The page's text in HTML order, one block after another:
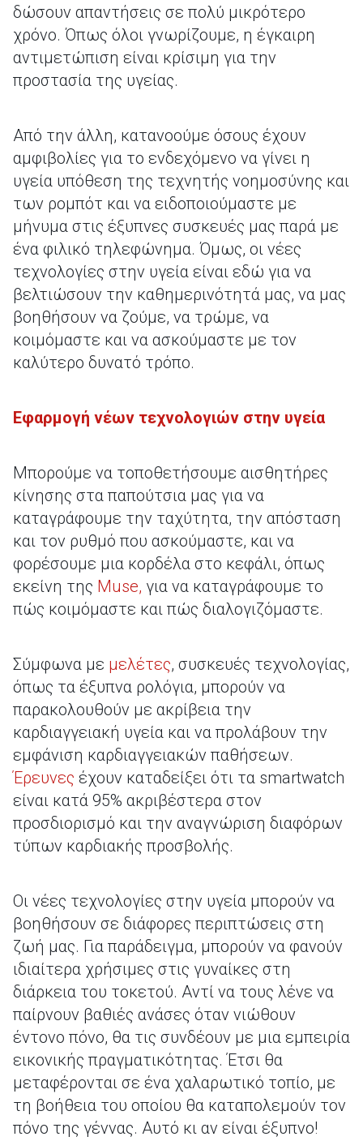
δώσουν απαντήσεις σε πολύ μικρότερο
χρόνο. Όπως όλοι γνωρίζουμε, η έγκαιρη
αντιμετώπιση είναι κρίσιμη για την
προστασία της υγείας.
Από την άλλη, κατανοούμε όσους έχουν
αμφιβολίες για το ενδεχόμενο να γίνει η
υγεία υπόθεση της τεχνητής νοημοσύνης και
των ρομπότ και να ειδοποιούμαστε με
μήνυμα στις έξυπνες συσκευές μας παρά με
ένα φιλικό τηλεφώνημα. Όμως, οι νέες
τεχνολογίες στην υγεία είναι εδώ για να
βελτιώσουν την καθημερινότητά μας, να μας
βοηθήσουν να ζούμε, να τρώμε, να
κοιμόμαστε και να ασκούμαστε με τον
καλύτερο δυνατό τρόπο.
Εφαρμογή νέων τεχνολογιών στην υγεία
Μπορούμε να τοποθετήσουμε αισθητήρες
κίνησης στα παπούτσια μας για να
καταγράφουμε την ταχύτητα, την απόσταση
και τον ρυθμό που ασκούμαστε, και να
φορέσουμε μια κορδέλα στο κεφάλι, όπως
εκείνη της Muse, για να καταγράφουμε το
πώς κοιμόμαστε και πώς διαλογιζόμαστε.
Σύμφωνα με μελέτες, συσκευές τεχνολογίας,
όπως τα έξυπνα ρολόγια, μπορούν να
παρακολουθούν με ακρίβεια την
καρδιαγγειακή υγεία και να προλάβουν την
εμφάνιση καρδιαγγειακών παθήσεων.
Έρευνες έχουν καταδείξει ότι τα smartwatch
είναι κατά 95% ακριβέστερα στον
προσδιορισμό και την αναγνώριση διαφόρων
τύπων καρδιακής προσβολής.
Οι νέες τεχνολογίες στην υγεία μπορούν να
βοηθήσουν σε διάφορες περιπτώσεις στη
ζωή μας. Για παράδειγμα, μπορούν να φανούν
ιδιαίτερα χρήσιμες στις γυναίκες στη
διάρκεια του τοκετού. Αντί να τους λένε να
παίρνουν βαθιές ανάσες όταν νιώθουν
έντονο πόνο, θα τις συνδέουν με μια εμπειρία
εικονικής πραγματικότητας. Έτσι θα
μεταφέρονται σε ένα χαλαρωτικό τοπίο, με
τη βοήθεια του οποίου θα καταπολεμούν τον
πόνο της γέννας. Αυτό κι αν είναι έξυπνο!